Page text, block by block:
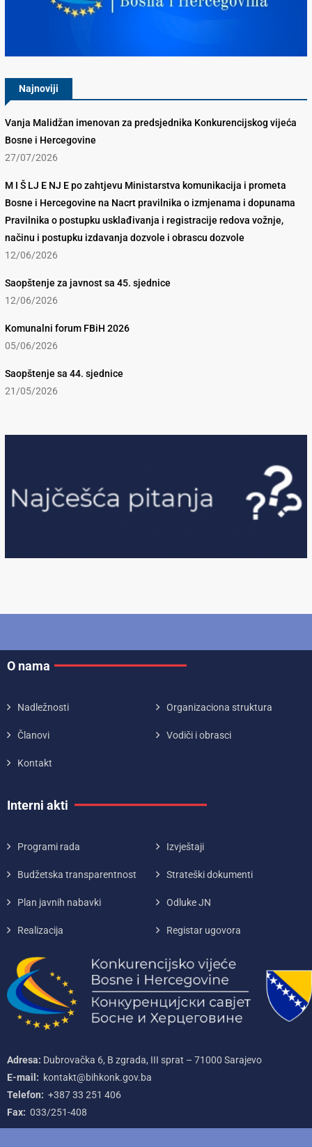
Najnoviji
Vanja Malidžan imenovan za predsjednika Konkurencijskog vijeća
Bosne i Hercegovine
27/07/2026
M I Š LJ E NJ E po zahtjevu Ministarstva komunikacija i prometa
Bosne i Hercegovine na Nacrt pravilnika o izmjenama i dopunama
Pravilnika o postupku usklađivanja i registracije redova vožnje,
načinu i postupku izdavanja dozvole i obrascu dozvole
12/06/2026
Saopštenje za javnost sa 45. sjednice
12/06/2026
Komunalni forum FBiH 2026
05/06/2026
Saopštenje sa 44. sjednice
21/05/2026
O nama
Nadležnosti Organizaciona struktura
Članovi Vodiči i obrasci
Kontakt
Interni akti
Programi rada Izvještaji
Budžetska transparentnost Strateški dokumenti
Plan javnih nabavki Odluke JN
Realizacija Registar ugovora
Adresa: Dubrovačka 6, B zgrada, III sprat – 71000‌ Sarajevo
E-mail: kontakt@bihkonk.gov.ba
Telefon: +387‌ 33‌ 251‌ 406
Fax: 033/251-408